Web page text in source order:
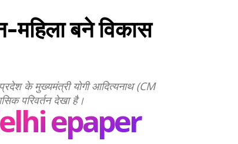
महिला बने विकास
के मुख्यमंत्री योगी आदित्यनाथ (CM
परिवर्तन देखा है।
epaper